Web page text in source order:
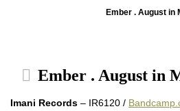
Ember . August in
Ember . August in
Imani Records – IR6120 /